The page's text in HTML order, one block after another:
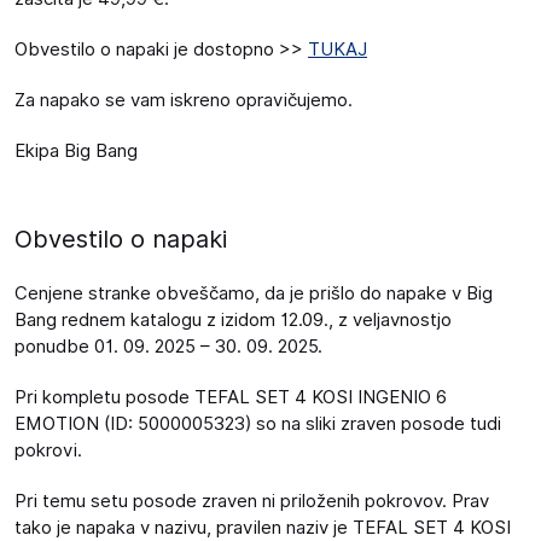
Obvestilo o napaki je dostopno >> TUKAJ
Za napako se vam iskreno opravičujemo.
Ekipa Big Bang
Obvestilo o napaki
Cenjene stranke obveščamo, da je prišlo do napake v Big
Bang rednem katalogu z izidom 12.09., z veljavnostjo
ponudbe 01. 09. 2025 – 30. 09. 2025.
Pri kompletu posode TEFAL SET 4 KOSI INGENIO 6
EMOTION (ID: 5000005323) so na sliki zraven posode tudi
pokrovi.
Pri temu setu posode zraven ni priloženih pokrovov. Prav
tako je napaka v nazivu, pravilen naziv je TEFAL SET 4 KOSI